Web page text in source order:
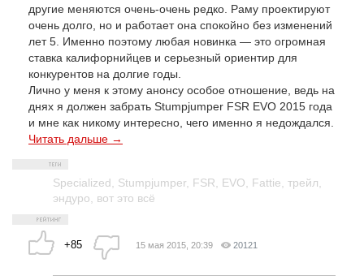
другие меняются очень-очень редко. Раму проектируют
очень долго, но и работает она спокойно без изменений
лет 5. Именно поэтому любая новинка — это огромная
ставка калифорнийцев и серьезный ориентир для
конкурентов на долгие годы.
Лично у меня к этому анонсу особое отношение, ведь на
днях я должен забрать Stumpjumper FSR EVO 2015 года
и мне как никому интересно, чего именно я недождался.
Читать дальше →
Specialized Stumpjumper FSR EVO Fattie трейл
эндуро
вот это всё
+85 15 мая 2015, 20:39 20121